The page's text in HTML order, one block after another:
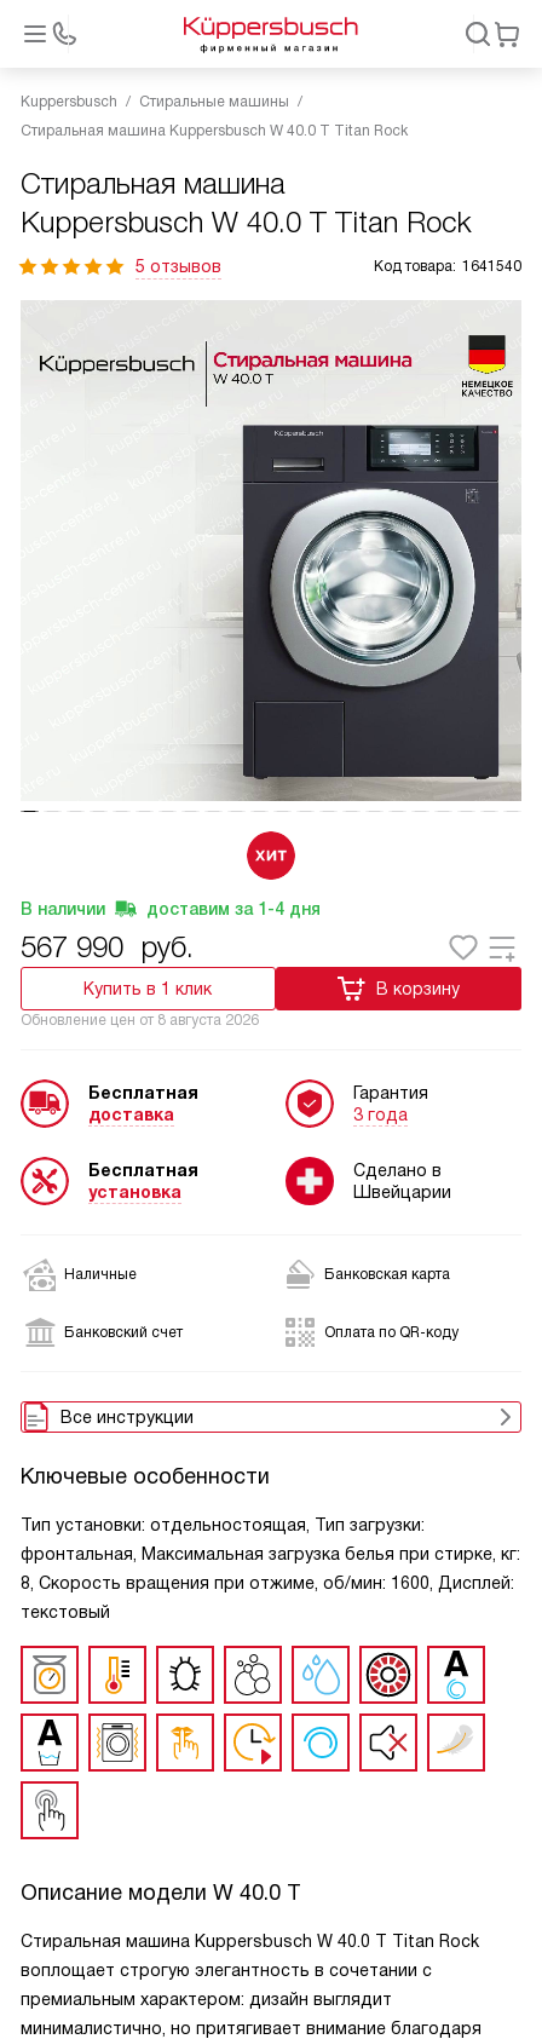
Kuppersbusch
Стиральные машины
Стиральная машина Kuppersbusch W 40.0 T Titan Rock
Стиральная машина
Kuppersbusch W 40.0 T Titan Rock
5 отзывов Код товара: 1641540
В наличии доставим за 1-4 дня
567 990 руб.
Купить в 1 клик В корзину
Обновление цен от 8 августа 2026
Бесплатная
доставка
Бесплатная
установка
Гарантия
3 года
Сделано в
Швейцарии
Наличные Банковская карта
Банковский счет Оплата по QR-коду
Все инструкции
Ключевые особенности
Тип установки: отдельностоящая, Тип загрузки:
фронтальная, Максимальная загрузка белья при стирке, кг:
8, Скорость вращения при отжиме, об/мин: 1600, Дисплей:
текстовый
Описание модели W 40.0 T
Стиральная машина Kuppersbusch W 40.0 T Titan Rock
воплощает строгую элегантность в сочетании с
премиальным характером: дизайн выглядит
минималистично, но притягивает внимание благодаря